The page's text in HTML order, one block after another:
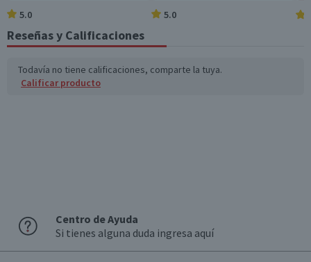
Azúcares totales
(g)
*Ingesta de referencia de un adulto promedio (8400 kj / 2000 kcal)
5.0 5.0
Reseñas y Calificaciones
Todavía no tiene calificaciones, comparte la tuya.
Calificar producto
Centro de Ayuda
Si tienes alguna duda ingresa aquí